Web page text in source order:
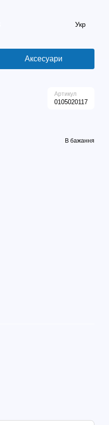
Укр
Аксесуари
Артикул
0105020117
В бажання